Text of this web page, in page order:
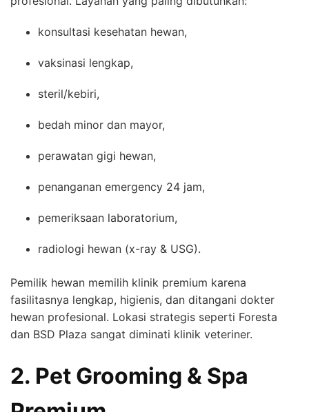
konsultasi kesehatan hewan,
vaksinasi lengkap,
steril/kebiri,
bedah minor dan mayor,
perawatan gigi hewan,
penanganan emergency 24 jam,
pemeriksaan laboratorium,
radiologi hewan (x-ray & USG).
Pemilik hewan memilih klinik premium karena
fasilitasnya lengkap, higienis, dan ditangani dokter
hewan profesional. Lokasi strategis seperti Foresta
dan BSD Plaza sangat diminati klinik veteriner.
2. Pet Grooming & Spa